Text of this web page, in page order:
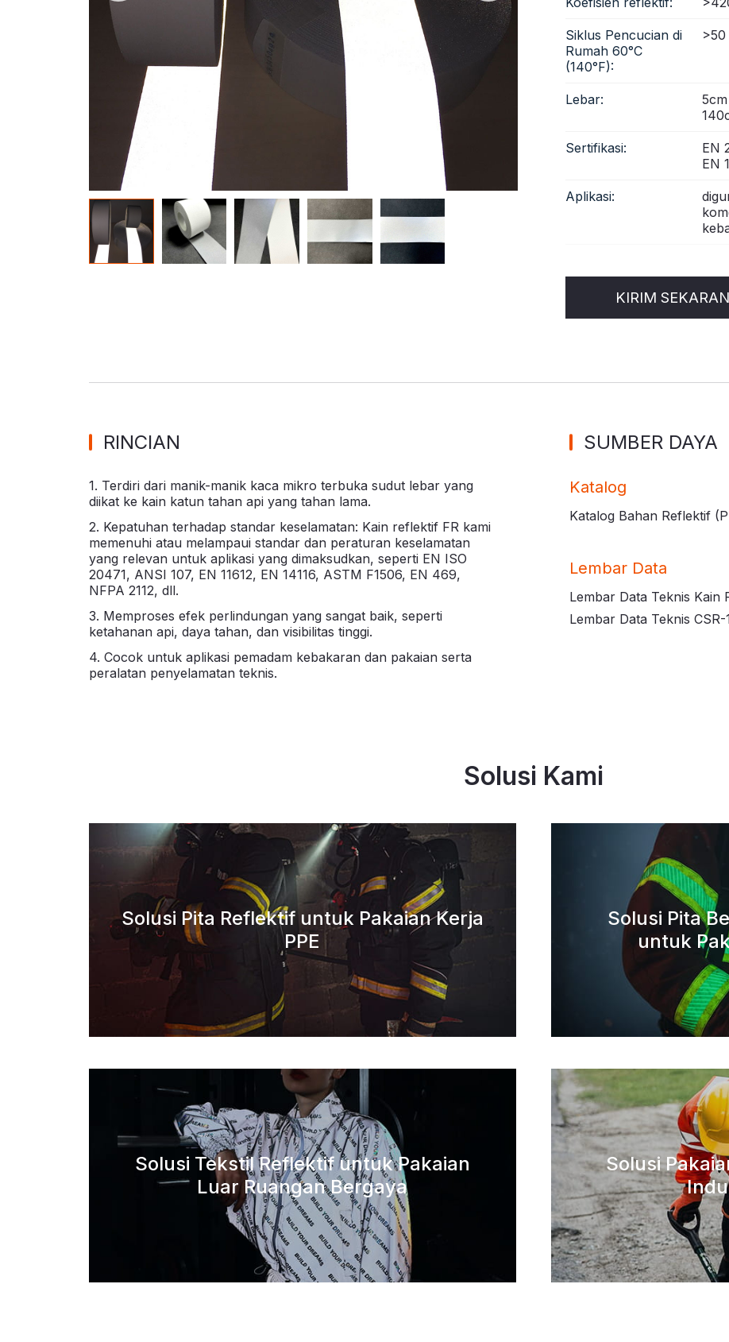
Siklus Pencucian di
Rumah 60°C
(140°F):
>50
Lebar:
Sertifikasi:
EN
EN
Aplikasi:
KIRIM
RINCIAN
1. Terdiri dari manik-manik kaca mikro terbuka sudut lebar yang
diikat ke kain katun tahan api yang tahan lama.
2. Kepatuhan terhadap standar keselamatan: Kain reflektif FR kami
memenuhi atau melampaui standar dan peraturan keselamatan
yang relevan untuk aplikasi yang dimaksudkan, seperti EN ISO
20471, ANSI 107, EN 11612, EN 14116, ASTM F1506, EN 469,
NFPA 2112, dll.
3. Memproses efek perlindungan yang sangat baik, seperti
ketahanan api, daya tahan, dan visibilitas tinggi.
4. Cocok untuk aplikasi pemadam kebakaran dan pakaian serta
peralatan penyelamatan teknis.
SUMBER DAYA
Katalog
Katalog Bahan Reflektif
Lembar Data
Lembar Data Teknis Kain
Lembar Data Teknis CSR-
Solusi Kami
Solusi Pita Reflektif untuk Pakaian Kerja
PPE
Solusi Pita
untuk
Solusi Tekstil Reflektif untuk Pakaian
Luar Ruangan Bergaya
Solusi